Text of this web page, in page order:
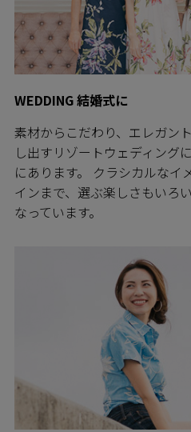
WEDDING 結婚式に
素材からこだわり、エレガン
し出すリゾートウェディング
にあります。 クラシカルなイ
インまで、選ぶ楽しさもいろ
なっています。